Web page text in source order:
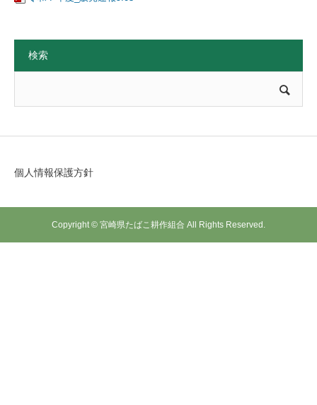
検索
個人情報保護方針
Copyright © 宮崎県たばこ耕作組合 All Rights Reserved.